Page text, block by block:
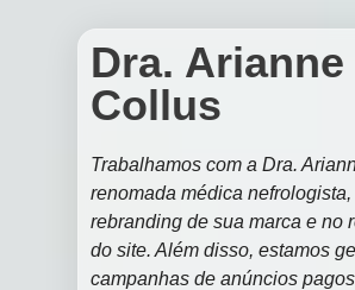
Dra. Arianne
Collus
Trabalhamos com a Dra.
renomada médica nefrologista,
rebranding de sua marca e no
do site. Além disso, estamos
campanhas de anúncios